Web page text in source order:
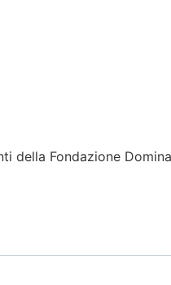
Fondazione